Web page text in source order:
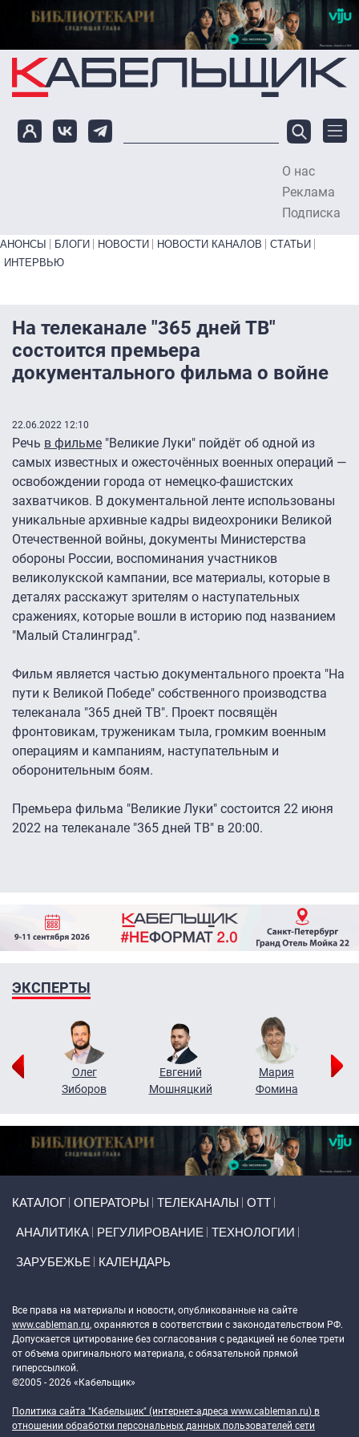
Перейти к основному содержанию
О нас
Реклама
Подписка
Primary links bottom
АНОНСЫ БЛОГИ НОВОСТИ НОВОСТИ КАНАЛОВ
СТАТЬИ
ИНТЕРВЬЮ
На телеканале "365 дней ТВ"
состоится премьера
документального фильма о войне
22.06.2022 12:10
Речь в фильме "Великие Луки" пойдёт об одной из
самых известных и ожесточённых военных операций —
освобождении города от немецко-фашистских
захватчиков. В документальной ленте использованы
уникальные архивные кадры видеохроники Великой
Отечественной войны, документы Министерства
обороны России, воспоминания участников
великолукской кампании, все материалы, которые в
деталях расскажут зрителям о наступательных
сражениях, которые вошли в историю под названием
"Малый Сталинград".
Фильм является частью документального проекта "На
пути к Великой Победе" собственного производства
телеканала "365 дней ТВ". Проект посвящён
фронтовикам, труженикам тыла, громким военным
операциям и кампаниям, наступательным и
оборонительным боям.
Премьера фильма "Великие Луки" состоится 22 июня
2022 на телеканале "365 дней ТВ" в 20:00.
ЭКСПЕРТЫ
Олег
Зиборов
Евгений
Мошняцкий
Мария
Фомина
КАТАЛОГ ОПЕРАТОРЫ ТЕЛЕКАНАЛЫ ОТТ
АНАЛИТИКА РЕГУЛИРОВАНИЕ ТЕХНОЛОГИИ
ЗАРУБЕЖЬЕ КАЛЕНДАРЬ
Все права на материалы и новости, опубликованные на сайте
www.cableman.ru, охраняются в соответствии с законодательством РФ.
Допускается цитирование без согласования с редакцией не более трети
от объема оригинального материала, с обязательной прямой
гиперссылкой.
©2005 - 2026 «Кабельщик»
Политика сайта "Кабельщик" (интернет-адреса www.cableman.ru) в
отношении обработки персональных данных пользователей сети